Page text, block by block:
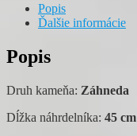
Popis
Ďalšie informácie
Popis
Druh kameňa: Záhneda
Dĺžka náhrdelníka: 45 cm